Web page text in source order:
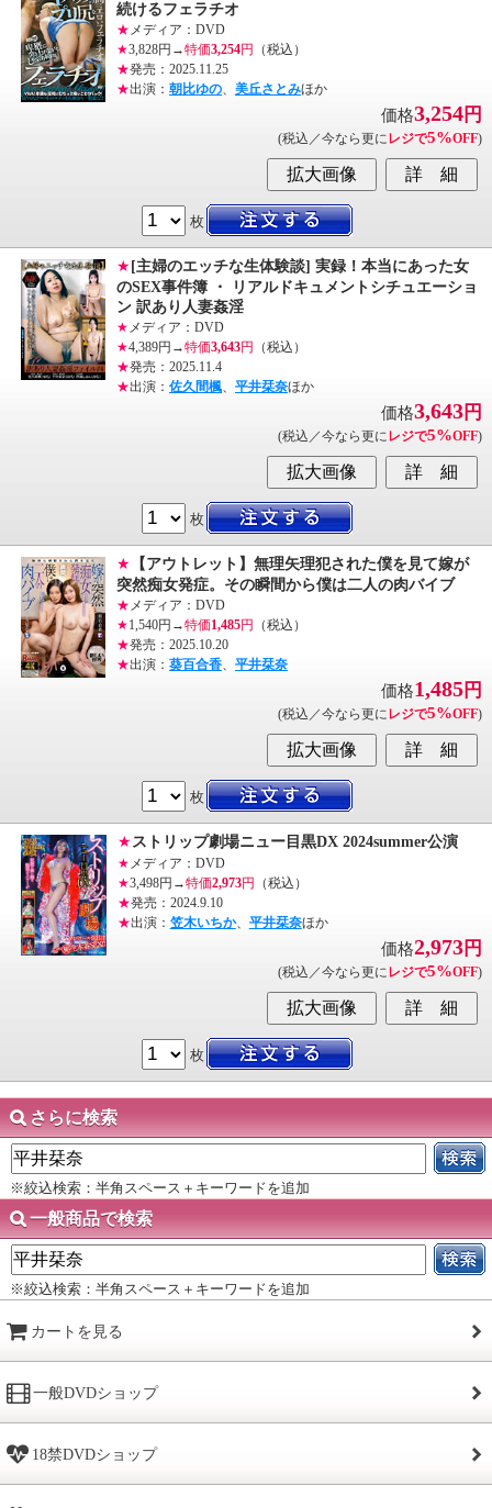
続けるフェラチオ
★ メディア：DVD
★3,828円→特価3,254円
（税込）
★発売：2025.11.25
★出演： 朝比ゆの、 美丘さとみほか
価格3,254円
(税込／今なら更に レジで5%OFF)
枚
★ [主婦のエッチな生体験談] 実録！本当にあった女
のSEX事件簿 ・ リアルドキュメントシチュエーショ
ン 訳あり人妻姦淫
★ メディア：DVD
★4,389円→特価3,643円
（税込）
★発売：2025.11.4
★出演： 佐久間楓、 平井栞奈ほか
価格3,643円
(税込／今なら更に レジで5%OFF)
枚
★ 【アウトレット】無理矢理犯された僕を見て嫁が
突然痴女発症。その瞬間から僕は二人の肉バイブ
★ メディア：DVD
★1,540円→特価1,485円
（税込）
★発売：2025.10.20
★出演： 葵百合香、 平井栞奈
価格1,485円
(税込／今なら更に レジで5%OFF)
枚
★ストリップ劇場ニュー目黒DX 2024summer公演
★ メディア：DVD
★3,498円→特価2,973円
（税込）
★発売：2024.9.10
★出演： 笠木いちか、 平井栞奈ほか
価格2,973円
(税込／今なら更に レジで5%OFF)
枚
さらに検索
※絞込検索：半角スペース＋キーワードを追加
一般商品で検索
※絞込検索：半角スペース＋キーワードを追加
カートを見る
一般DVDショップ
18禁DVDショップ